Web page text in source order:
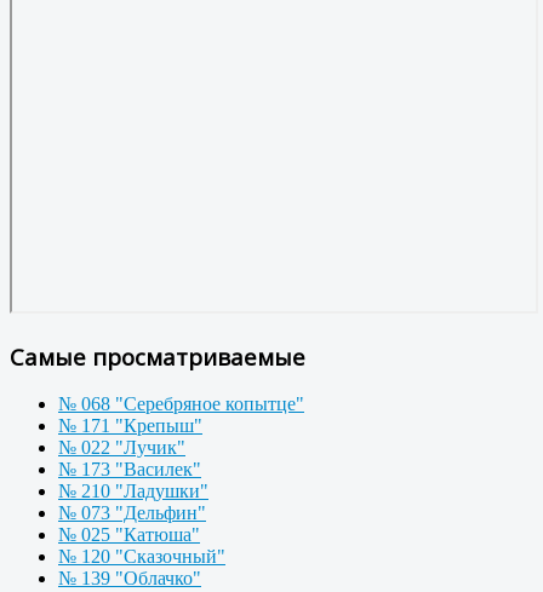
Самые просматриваемые
№ 068 "Серебряное копытце"
№ 171 "Крепыш"
№ 022 "Лучик"
№ 173 "Василек"
№ 210 "Ладушки"
№ 073 "Дельфин"
№ 025 "Катюша"
№ 120 "Сказочный"
№ 139 "Облачко"